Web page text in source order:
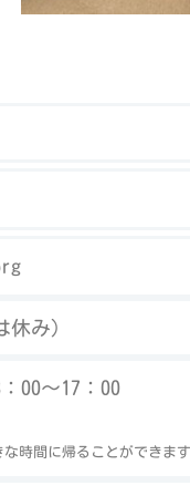
み）
：00～17：00
時間に帰ることができます